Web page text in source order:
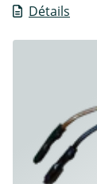
Détails